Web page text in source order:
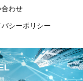
合わせ
バシーポリシー